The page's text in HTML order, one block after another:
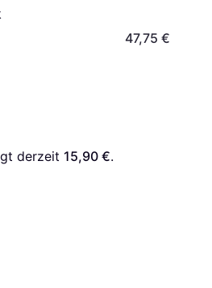
47,75 €
derzeit 15,90 €.